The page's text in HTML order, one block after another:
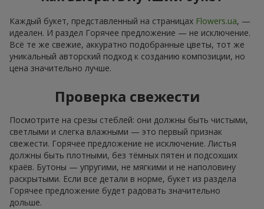
Каждый букет, представленный на страницах Flowers.ua, —
идеален. И раздел Горячее предложение — не исключение.
Всё те же свежие, аккуратно подобранные цветы, тот же
уникальный авторский подход к созданию композиции, но
цена значительно лучше.
Проверка свежести
Посмотрите на срезы стеблей: они должны быть чистыми,
светлыми и слегка влажными — это первый признак
свежести. Горячее предложение не исключение. Листья
должны быть плотными, без тёмных пятен и подсохших
краёв. Бутоны — упругими, не мягкими и не наполовину
раскрытыми. Если все детали в норме, букет из раздела
Горячее предложение будет радовать значительно
дольше.